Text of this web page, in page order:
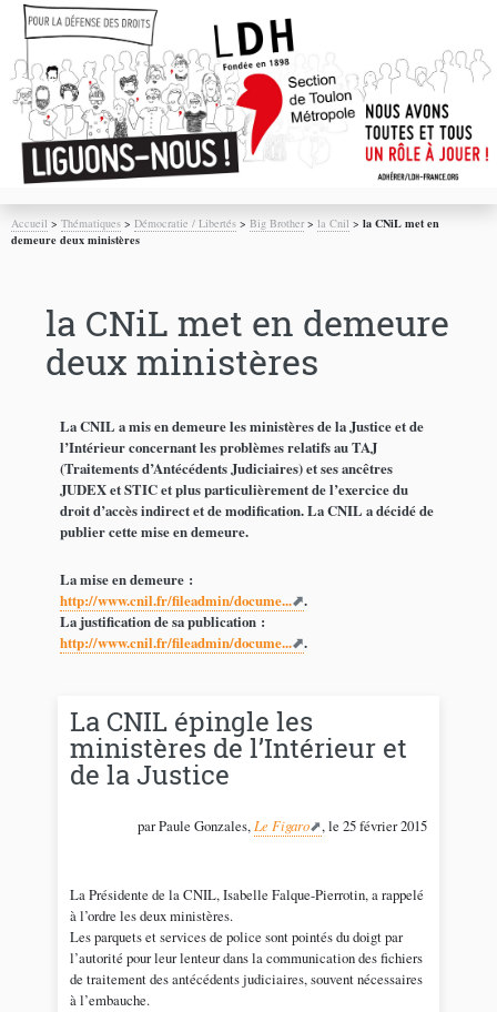
Accueil >Thématiques >Démocratie / Libertés >Big Brother>la Cnil >la CNiL met en
demeure deux ministères
la CNiL met en demeure
deux ministères
La CNIL a mis en demeure les ministères de la Justice et de
l’Intérieur concernant les problèmes relatifs au TAJ
(Traitements d’Antécédents Judiciaires) et ses ancêtres
JUDEX et STIC et plus particulièrement de l’exercice du
droit d’accès indirect et de modification. La CNIL a décidé de
publier cette mise en demeure.
La mise en demeure :
http://www.cnil.fr/fileadmin/docume...
.
La justification de sa publication :
http://www.cnil.fr/fileadmin/docume...
.
La CNIL épingle les
ministères de l’Intérieur et
de la Justice
par Paule Gonzales,Le Figaro , le 25 février 2015
La Présidente de la CNIL, Isabelle Falque-Pierrotin, a rappelé
à l’ordre les deux ministères.
Les parquets et services de police sont pointés du doigt par
l’autorité pour leur lenteur dans la communication des fichiers
de traitement des antécédents judiciaires, souvent nécessaires
à l’embauche.